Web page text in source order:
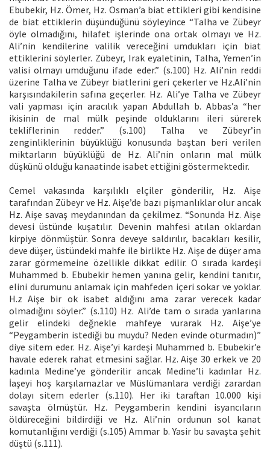
Ebubekir, Hz. Ömer, Hz. Osman’a biat ettikleri gibi kendisine
de biat ettiklerin düşündüğünü söyleyince “Talha ve Zübeyr
öyle olmadığını, hilafet işlerinde ona ortak olmayı ve Hz.
Ali’nin kendilerine valilik vereceğini umdukları için biat
ettiklerini söylerler. Zübeyr, Irak eyaletinin, Talha, Yemen’in
valisi olmayı umduğunu ifade eder.” (s.100) Hz. Ali’nin reddi
üzerine Talha ve Zübeyr biatlerini geri çekerler ve Hz.Ali’nin
karşısındakilerin safına geçerler. Hz. Ali’ye Talha ve Zübeyr
vali yapması için aracılık yapan Abdullah b. Abbas’a “her
ikisinin de mal mülk peşinde olduklarını ileri sürerek
tekliflerinin redder.” (s.100) Talha ve Zübeyr’in
zenginliklerinin büyüklüğü konusunda baştan beri verilen
miktarların büyüklüğü de Hz. Ali’nin onların mal mülk
düşkünü olduğu kanaatinde isabet ettiğini göstermektedir.
Cemel vakasında karşılıklı elçiler gönderilir, Hz. Aişe
tarafından Zübeyr ve Hz. Aişe’de bazı pişmanlıklar olur ancak
Hz. Aişe savaş meydanından da çekilmez. “Sonunda Hz. Aişe
devesi üstünde kuşatılır. Devenin mahfesi atılan oklardan
kirpiye dönmüştür. Sonra deveye saldırılır, bacakları kesilir,
deve düşer, üstündeki mahfe ile birlikte Hz. Aişe de düşer ama
zarar görmemeine özellikle dikkat edilir. O sırada kardeşi
Muhammed b. Ebubekir hemen yanına gelir, kendini tanıtır,
elini durumunu anlamak için mahfeden içeri sokar ve yoklar.
H.z Aişe bir ok isabet aldığını ama zarar verecek kadar
olmadığını söyler.” (s.110) Hz. Ali’de tam o sırada yanlarına
gelir elindeki değnekle mahfeye vurarak Hz. Aişe’ye
“Peygamberin istediği bu muydu? Neden evinde oturmadın)”
diye sitem eder. Hz. Aişe’yi kardeşi Muhammed b. Ebubekir’e
havale ederek rahat etmesini sağlar. Hz. Aişe 30 erkek ve 20
kadınla Medine’ye gönderilir ancak Medine’li kadınlar Hz.
İaşeyi hoş karşılamazlar ve Müslümanlara verdiği zarardan
dolayı sitem ederler (s.110). Her iki taraftan 10.000 kişi
savaşta ölmüştür. Hz. Peygamberin kendini isyancıların
öldüreceğini bildirdiği ve Hz. Ali’nin ordunun sol kanat
komutanlığını verdiği (s.105) Ammar b. Yasir bu savaşta şehit
düştü (s.111).